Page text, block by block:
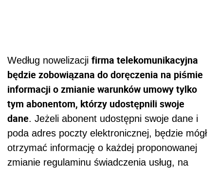
Według nowelizacji firma telekomunikacyjna
będzie zobowiązana do doręczenia na piśmie
informacji o zmianie warunków umowy tylko
tym abonentom, którzy udostępnili swoje
dane. Jeżeli abonent udostępni swoje dane i
poda adres poczty elektronicznej, będzie mógł
otrzymać informację o każdej proponowanej
zmianie regulaminu świadczenia usług, na